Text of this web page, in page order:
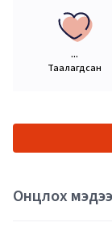
...
Таалагдсан
Онцлох мэдээ